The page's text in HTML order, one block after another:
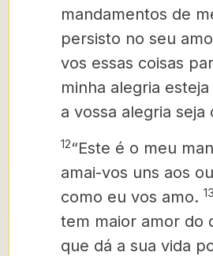
mandamentos de
persisto no seu
vos essas coisas
minha alegria
a vossa alegria seja
12“Este é o meu
amai-vos uns aos
como eu vos amo. 13
tem maior amor do
que dá a sua vida